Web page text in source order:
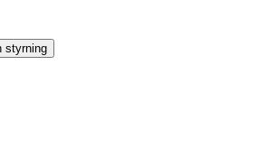
styrning